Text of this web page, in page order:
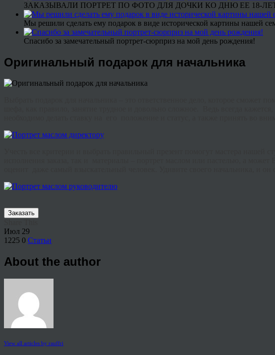
ЗАКАЗЫВАЛИ ПОРТРЕТ ПО ФОТО ДЛЯ ДОЧКИ КО ДНЮ ЕЕ 18-
Мы решили сделать ему подарок в виде исторической картины нашей
Спасибо за замечательный портрет-сюрприз на мой день рождения!
Оригинальный подарок для начальника
Заказать
Июл 29
1225 0 Статьи
About the author
View all articles by rauffri